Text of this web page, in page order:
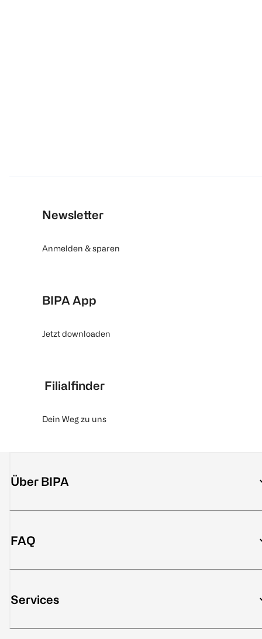
Newsletter
Anmelden & sparen
BIPA App
Jetzt downloaden
Filialfinder
Dein Weg zu uns
Über BIPA
FAQ
Services